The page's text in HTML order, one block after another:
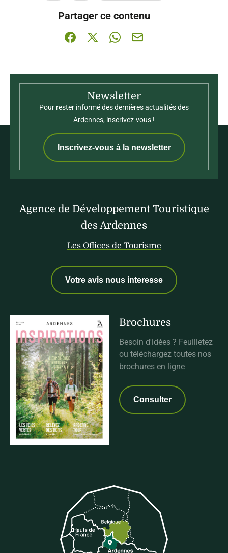
Partager ce contenu
Partager sur Facebook (nouvelle fenêtre)
Partager sur X / Twitter (nouvelle
Partager sur WhatsApp
Partager par mail
Newsletter
Pour rester informé des dernières actualités des
Ardennes, inscrivez-vous !
Inscrivez-vous à la newsletter
Agence de Développement Touristique
des Ardennes
Les Offices de Tourisme
Votre avis nous interesse
Brochures
Besoin d'idées ? Feuilletez
ou téléchargez toutes nos
brochures en ligne
Consulter